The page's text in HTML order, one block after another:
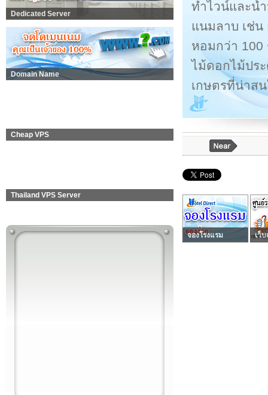
Dedicated Server
Domain Name
Cheap VPS
Thailand VPS Server
ทำไวน์และน้
แนมลาบ เช่น
หอมกว่า
ไม้ดอกไม้ปร
เกษตรที่น่าส
จองโรงแรม เว็บ